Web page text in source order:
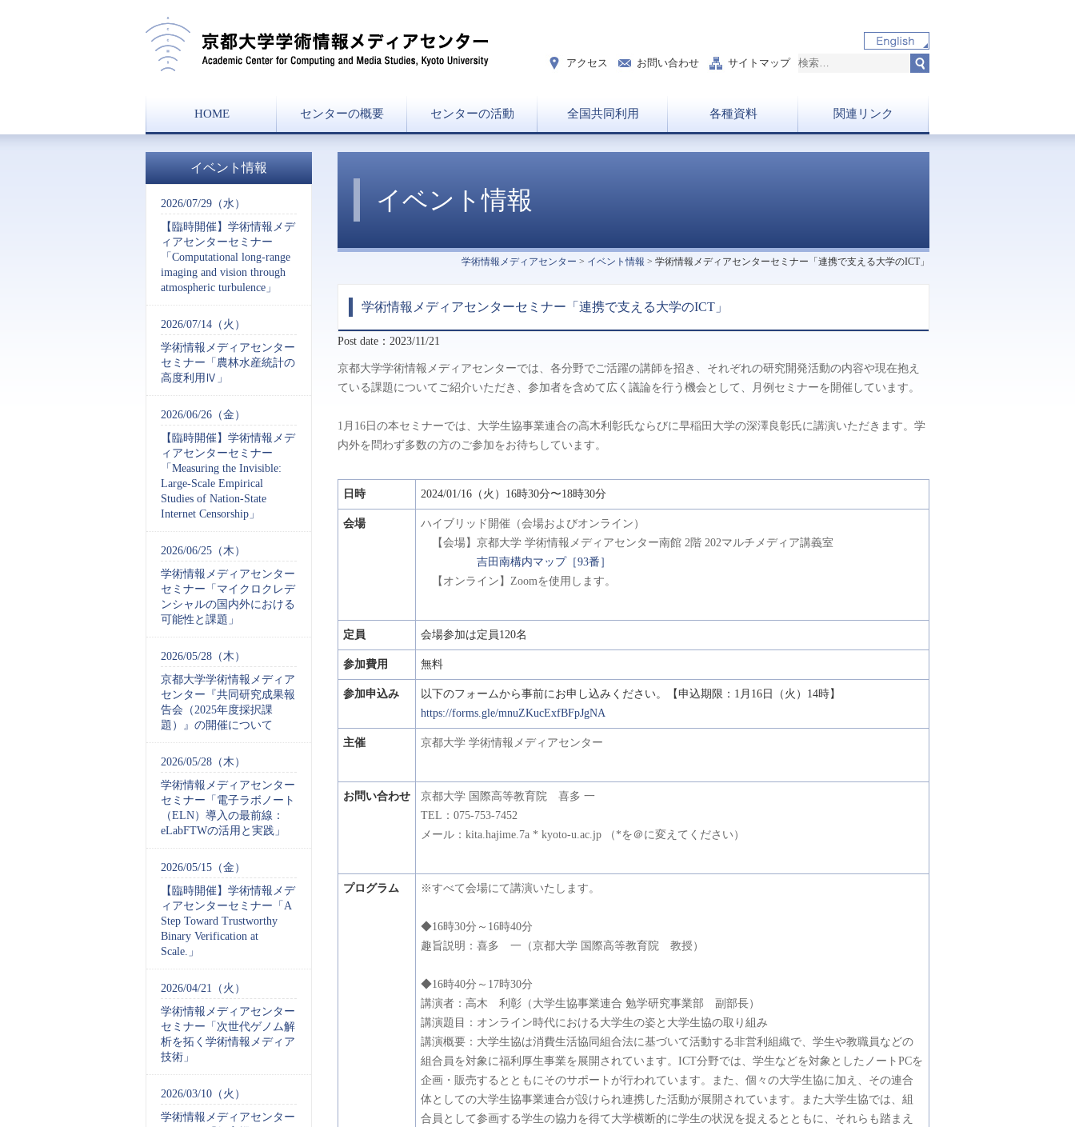
アクセス お問い合わせ サイトマップ
HOME センターの概要
ミッション
センター長挨拶
沿革
組織図
センターの活動
研究分野一覧
協力講座・学部兼担一覧
講義一覧
全国共同利用 各種資料
センター刊行物
委員会
規程・内規
関連リンク
イベント情報
学術情報メディアセンター > イベント情報 > 学術情報メディアセンターセミナー「連携で支える大学のICT」
学術情報メディアセンターセミナー「連携で支える大学のICT」
Post date：2023/11/21
京都大学学術情報メディアセンターでは、各分野でご活躍の講師を招き、それぞれの研究開発活動の内容や現在抱え
ている課題についてご紹介いただき、参加者を含めて広く議論を行う機会として、月例セミナーを開催しています。
1月16日の本セミナーでは、大学生協事業連合の高木利彰氏ならびに早稲田大学の深澤良彰氏に講演いただきます。学
内外を問わず多数の方のご参加をお待ちしています。
日時 2024/01/16（火）16時30分〜18時30分
会場
ハイブリッド開催（会場およびオンライン）
【会場】京都大学 学術情報メディアセンター南館 2階 202マルチメディア講義室
吉田南構内マップ［93番］
【オンライン】Zoomを使用します。
定員 会場参加は定員120名
参加費用 無料
参加申込み
以下のフォームから事前にお申し込みください。【申込期限：1月16日（火）14時】
https://forms.gle/mnuZKucExfBFpJgNA
主催 京都大学 学術情報メディアセンター
お問い合わせ
京都大学 国際高等教育院 喜多 一
TEL：075-753-7452
メール：kita.hajime.7a * kyoto-u.ac.jp （*を＠に変えてください）
プログラム ※すべて会場にて講演いたします。
◆16時30分～16時40分
趣旨説明：喜多 一（京都大学 国際高等教育院 教授）
◆16時40分～17時30分
講演者：高木 利彰（大学生協事業連合 勉学研究事業部 副部長）
講演題目：オンライン時代における大学生の姿と大学生協の取り組み
講演概要：大学生協は消費生活協同組合法に基づいて活動する非営利組織で、学生や教職員などの
組合員を対象に福利厚生事業を展開されています。ICT分野では、学生などを対象としたノートPCを
企画・販売するとともにそのサポートが行われています。また、個々の大学生協に加え、その連合
体としての大学生協事業連合が設けられ連携した活動が展開されています。また大学生協では、組
合員として参画する学生の協力を得て大学横断的に学生の状況を捉えるとともに、それらも踏まえ
イベント情報
2026/07/29（水）
【臨時開催】学術情報メデ
ィアセンターセミナー
「Computational long-range
imaging and vision through
atmospheric turbulence」
2026/07/14（火）
学術情報メディアセンター
セミナー「農林水産統計の
高度利用Ⅳ」
2026/06/26（金）
【臨時開催】学術情報メデ
ィアセンターセミナー
「Measuring the Invisible:
Large-Scale Empirical
Studies of Nation-State
Internet Censorship」
2026/06/25（木）
学術情報メディアセンター
セミナー「マイクロクレデ
ンシャルの国内外における
可能性と課題」
2026/05/28（木）
京都大学学術情報メディア
センター『共同研究成果報
告会（2025年度採択課
題）』の開催について
2026/05/28（木）
学術情報メディアセンター
セミナー「電子ラボノート
（ELN）導入の最前線：
eLabFTWの活用と実践」
2026/05/15（金）
【臨時開催】学術情報メデ
ィアセンターセミナー「A
Step Toward Trustworthy
Binary Verification at
Scale.」
2026/04/21（火）
学術情報メディアセンター
セミナー「次世代ゲノム解
析を拓く学術情報メディア
技術」
2026/03/10（火）
学術情報メディアセンター